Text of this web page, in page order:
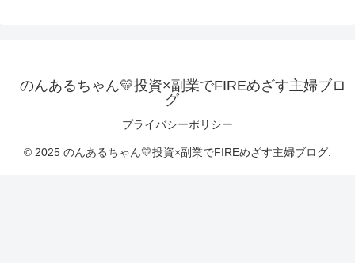
のんあるちゃん💛投資×副業でFIREめざす主婦ブロ
グ
プライバシーポリシー
© 2025 のんあるちゃん💛投資×副業でFIREめざす主婦ブログ.